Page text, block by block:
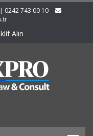
0242 743 00 10
Alın